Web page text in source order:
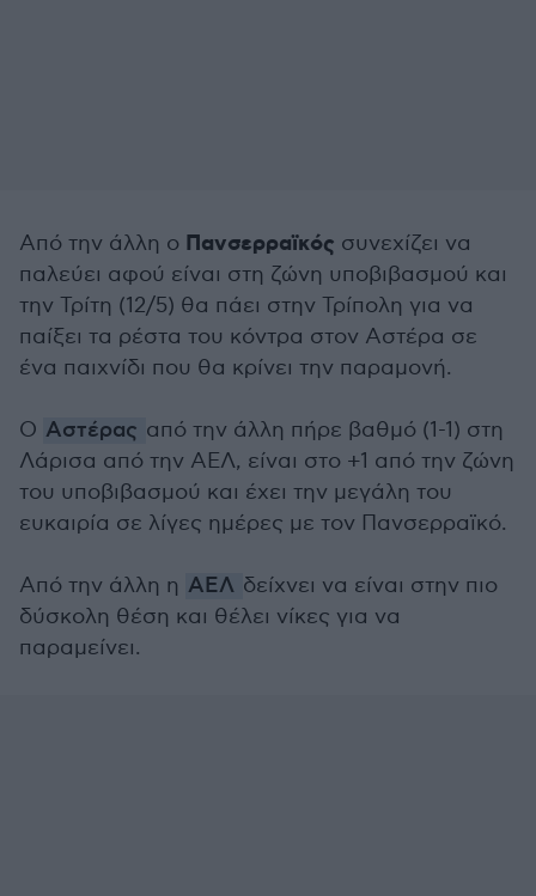
Από την άλλη ο Πανσερραϊκός συνεχίζει να
παλεύει αφού είναι στη ζώνη υποβιβασμού και
την Τρίτη (12/5) θα πάει στην Τρίπολη για να
παίξει τα ρέστα του κόντρα στον Αστέρα σε
ένα παιχνίδι που θα κρίνει την παραμονή.
Ο Αστέρας από την άλλη πήρε βαθμό (1-1) στη
Λάρισα από την ΑΕΛ, είναι στο +1 από την ζώνη
του υποβιβασμού και έχει την μεγάλη του
ευκαιρία σε λίγες ημέρες με τον Πανσερραϊκό.
Από την άλλη η ΑΕΛ δείχνει να είναι στην πιο
δύσκολη θέση και θέλει νίκες για να
παραμείνει.